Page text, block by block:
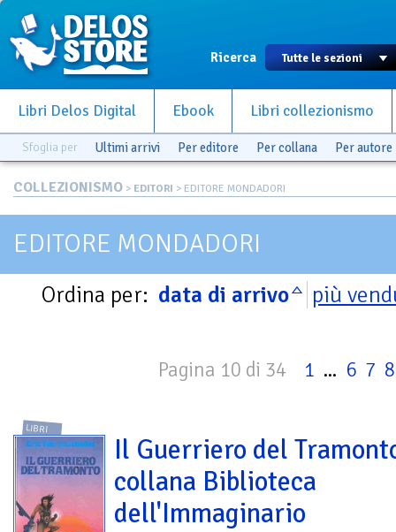
Ricerca
Libri Delos Digital Ebook Libri collezionismo
Sfoglia per Ultimi arrivi Per editore Per collana Per autore
COLLEZIONISMO > EDITORI > EDITORE MONDADORI
EDITORE MONDADORI
Ordina per: data di arrivo più
Pagina 10 di 34 1 ... 6 7 8
LIBRI
Il Guerriero del
collana Biblioteca
dell'Immaginario